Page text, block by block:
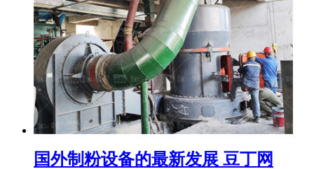
国外制粉设备的最新发展 豆丁网